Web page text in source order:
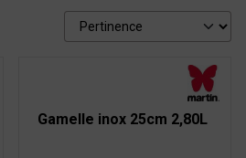
Gamelle inox 25cm 2,80L